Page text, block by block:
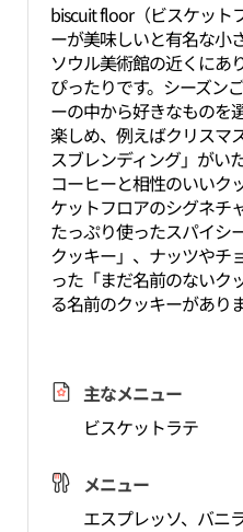
biscuit floor（ビスケット
ーが美味しいと有名な小
ソウル美術館の近くにあ
ぴったりです。シーズン
ーの中から好きなものを
楽しめ、例えばクリスマ
スブレンディング」がい
コーヒーと相性のいいク
ケットフロアのシグネチ
たっぷり使ったスパイシ
クッキー」、ナッツやチ
った「まだ名前のないク
る名前のクッキーがありま
主なメニュー
ビスケットラテ
メニュー
エスプレッソ、バニ